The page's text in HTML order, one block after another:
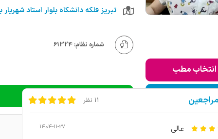
انتخاب مطب
به لیست من
شماره نظام: 61324
دریافت نوبت تلفنی 11 نظر
عالي 1404-11-27